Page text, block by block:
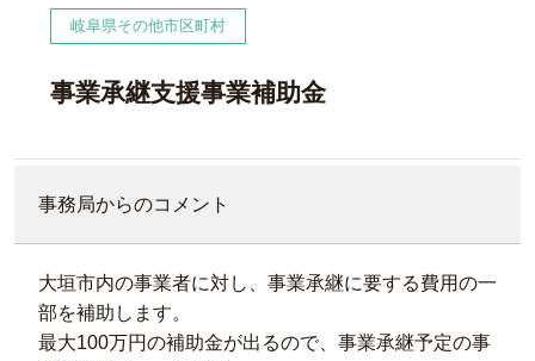
岐阜県その他市区町村
事業承継支援事業補助金
事務局からのコメント
大垣市内の事業者に対し、事業承継に要する費用の一
部を補助します。
最大100万円の補助金が出るので、事業承継予定の事